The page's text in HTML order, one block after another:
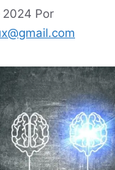
Por